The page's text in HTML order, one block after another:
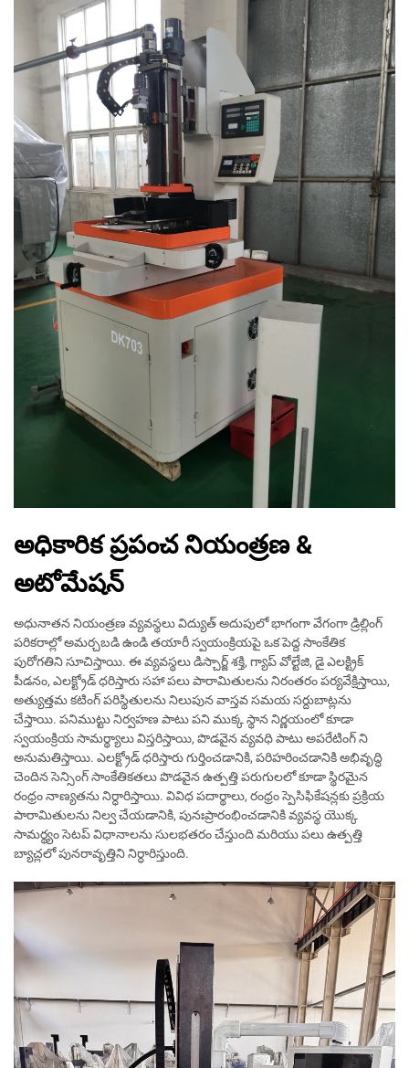
అధికారిక ప్రపంచ నియంత్రణ &
అటోమేషన్
అధునాతన నియంత్రణ వ్యవస్థలు విద్యుత్ అదుపులో భాగంగా వేగంగా డ్రిల్లింగ్
పరికరాల్లో అమర్చబడి ఉండి తయారీ స్వయంక్రియపై ఒక పెద్ద సాంకేతిక
పురోగతిని సూచిస్తాయి. ఈ వ్యవస్థలు డిస్చార్జ్ శక్తి, గ్యాప్ వోల్టేజి, డై ఎలక్ట్రిక్
పీడనం, ఎలక్ట్రోడ్ ధరిస్తారు సహా పలు పారామితులను నిరంతరం పర్యవేక్షిస్తాయి,
అత్యుత్తమ కటింగ్ పరిస్థితులను నిలుపున వాస్తవ సమయ సర్దుబాట్లను
చేస్తాయి. పనిముట్టు నిర్వహణ పాటు పని ముక్క స్థాన నిర్ణయంలో కూడా
స్వయంక్రియ సామర్థ్యాలు విస్తరిస్తాయి, పొడవైన వ్యవధి పాటు అపరేటింగ్ ని
అనుమతిస్తాయి. ఎలక్ట్రోడ్ ధరిస్తారు గుర్తించడానికి, పరిహరించడానికి అభివృద్ధి
చెందిన సెన్సింగ్ సాంకేతికతలు పొడవైన ఉత్పత్తి పరుగులలో కూడా స్థిరమైన
రంధ్రం నాణ్యతను నిర్ధారిస్తాయి. వివిధ పదార్థాలు, రంధ్రం స్పెసిఫికేషన్లకు ప్రక్రియ
పారామితులను నిల్వ చేయడానికి, పునఃప్రారంభించడానికి వ్యవస్థ యొక్క
సామర్థ్యం సెటప్ విధానాలను సులభతరం చేస్తుంది మరియు పలు ఉత్పత్తి
బ్యాచ్లలో పునరావృత్తిని నిర్ధారిస్తుంది.